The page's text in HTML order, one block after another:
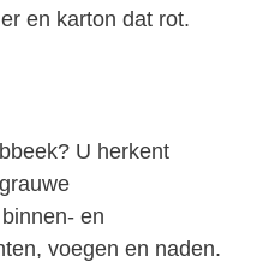
en karton dat rot.
U herkent
en
voegen en naden.